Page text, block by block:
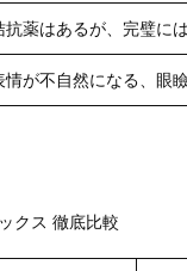
抗薬はあるが、完璧に
情が不自然になる、眼
クス 徹底比較